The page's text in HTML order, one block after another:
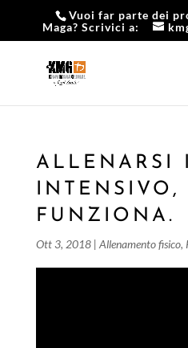
Vuoi far parte dei
Maga? Scrivici a:
ALLENARSI
INTENSIVO,
FUNZIONA.
Ott 3, 2018| Allenamento fisico,